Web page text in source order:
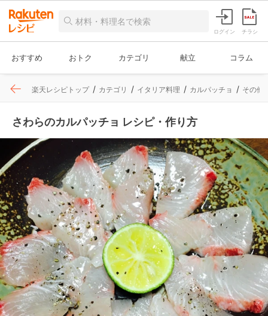
ログイン チラシ
おすすめ おトク カテゴリ 献立 コラム
楽天レシピトップ カテゴリ イタリア料理 カルパッチョ その他
さわらのカルパッチョ レシピ・作り方